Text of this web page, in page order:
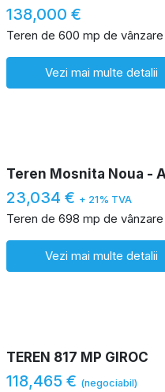
138,000 €
Teren de 600 mp de vânzare
Vezi mai multe detalii
Teren Mosnita Noua -
23,034 € + 21% TVA
Teren de 698 mp de vânzare
Vezi mai multe detalii
TEREN 817 MP GIROC
118,465 € (negociabil)